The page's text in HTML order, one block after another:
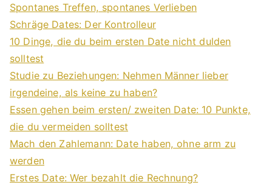
Spontanes Treffen, spontanes Verlieben
Schräge Dates: Der Kontrolleur
10 Dinge, die du beim ersten Date nicht dulden
solltest
Studie zu Beziehungen: Nehmen Männer lieber
irgendeine, als keine zu haben?
Essen gehen beim ersten/ zweiten Date: 10 Punkte,
die du vermeiden solltest
Mach den Zahlemann: Date haben, ohne arm zu
werden
Erstes Date: Wer bezahlt die Rechnung?